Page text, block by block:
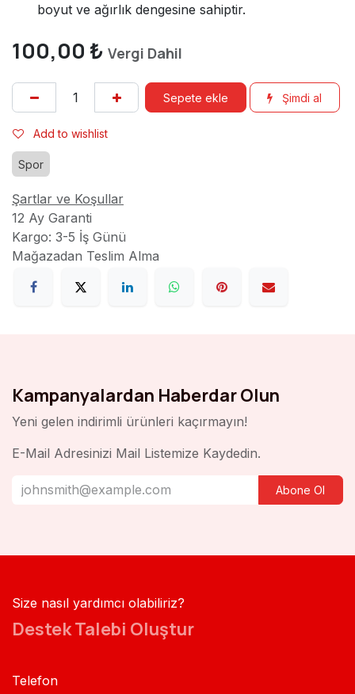
boyut ve ağırlık dengesine sahiptir.
100,00 ₺ Vergi Dahil
Sepete ekle Şimdi al
Add to wishlist
Spor
Şartlar ve Koşullar
12 Ay Garanti
Kargo: 3-5 İş Günü
Mağazadan Teslim Alma
Kampanyalardan Haberdar Olun
Yeni gelen indirimli ürünleri kaçırmayın!
E-Mail Adresinizi Mail Listemize Kaydedin.
Abone Ol
Size nasıl yardımcı olabiliriz?
Destek Talebi Oluştur
Telefon